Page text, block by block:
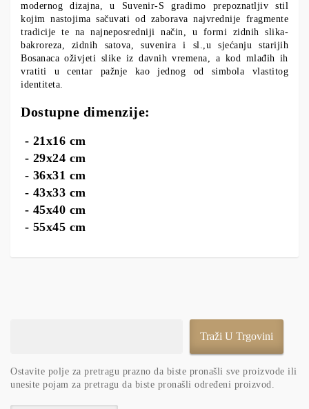
modernog dizajna, u Suvenir-S gradimo prepoznatljiv stil
kojim nastojima sačuvati od zaborava najvrednije fragmente
tradicije te na najneposredniji način, u formi zidnih slika-
bakroreza, zidnih satova, suvenira i sl.,u sjećanju starijih
Bosanaca oživjeti slike iz davnih vremena, a kod mlađih ih
vratiti u centar pažnje kao jednog od simbola vlastitog
identiteta.
Dostupne dimenzije:
- 21x16 cm
- 29x24 cm
- 36x31 cm
- 43x33 cm
- 45x40 cm
- 55x45 cm
Ostavite polje za pretragu prazno da biste pronašli sve proizvode ili
unesite pojam za pretragu da biste pronašli određeni proizvod.